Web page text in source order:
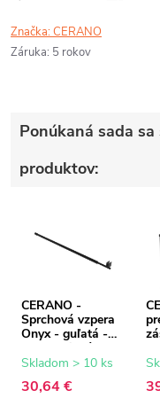
Značka:CERANO
Záruka: 5 rokov
Ponúkaná sada
produktov:
CERANO -
Sprchová vzpera
Onyx - guľatá -
teleskopická -
čierna matná -
Skladom > 10 ks
30,64 €